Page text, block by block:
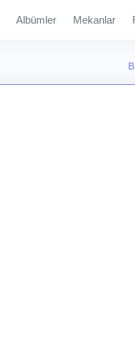
Albümler Mekanlar